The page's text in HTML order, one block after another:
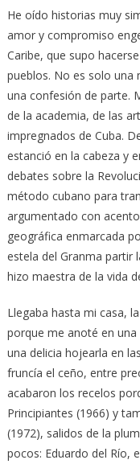
He oído historias muy
amor y compromiso
Caribe, que supo
pueblos. No es solo una
una confesión de parte.
de la academia, de las
impregnados de Cuba.
estanció en la cabeza y
debates sobre la
método cubano para
argumentado con
geográfica enmarcada
estela del Granma partir
hizo maestra de la vida
Llegaba hasta mi casa,
porque me anoté en una
una delicia hojearla en
fruncía el ceño, entre
acabaron los recelos
Principiantes (1966) y
(1972), salidos de la
pocos: Eduardo del Río,